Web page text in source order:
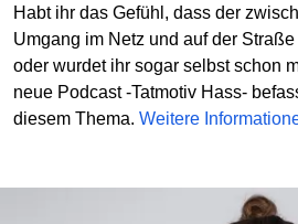
Habt ihr das Gefühl, dass der
Umgang im Netz und auf der
oder wurdet ihr sogar selbst schon
neue Podcast -Tatmotiv Hass-
diesem Thema. Weitere